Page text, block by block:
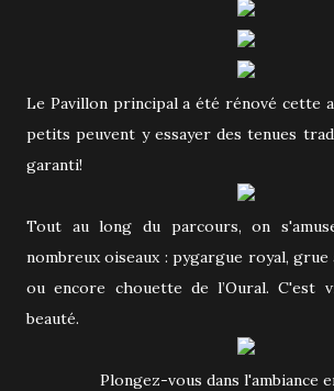
Le Pavillon principal a été rénové cette année et grands et
petits peuvent y essayer des tenues
garanti!
Tout au long du parcours, on
nombreux oiseaux : pygargue royal,
ou encore chouette de l’Oural. C'est
beauté.
Plongez-vous dans l'ambiance